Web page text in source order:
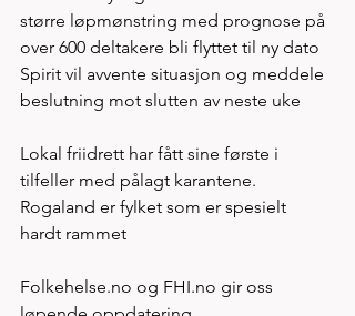
større løpmønstring med prognose på
over 600 deltakere bli flyttet til ny dato
Spirit vil avvente situasjon og meddele
beslutning mot slutten av neste uke
Lokal friidrett har fått sine første i
tilfeller med pålagt karantene.
Rogaland er fylket som er spesielt
hardt rammet
Folkehelse.no og FHI.no gir oss